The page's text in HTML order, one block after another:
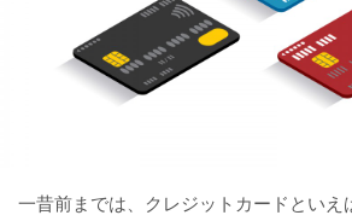
一昔前までは、クレジットカードといえ